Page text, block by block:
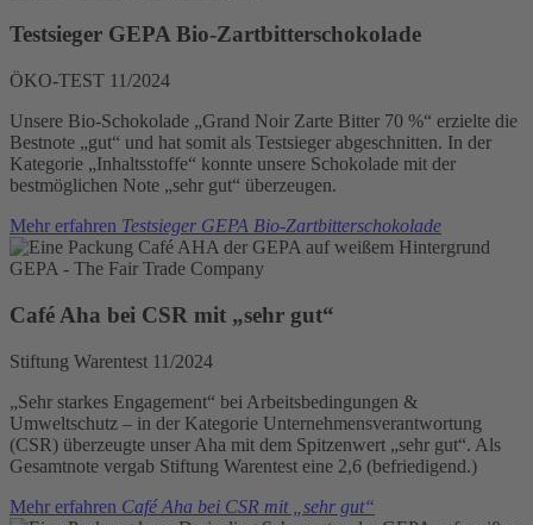
Testsieger GEPA Bio-Zartbitterschokolade
ÖKO-TEST 11/2024
Unsere Bio-Schokolade „Grand Noir Zarte Bitter 70 %“ erzielte die
Bestnote „gut“ und hat somit als Testsieger abgeschnitten. In der
Kategorie „Inhaltsstoffe“ konnte unsere Schokolade mit der
bestmöglichen Note „sehr gut“ überzeugen.
Mehr erfahren Testsieger GEPA Bio-Zartbitterschokolade
GEPA - The Fair Trade Company
Café Aha bei CSR mit „sehr gut“
Stiftung Warentest 11/2024
„Sehr starkes Engagement“ bei Arbeitsbedingungen &
Umweltschutz – in der Kategorie Unternehmensverantwortung
(CSR) überzeugte unser Aha mit dem Spitzenwert „sehr gut“. Als
Gesamtnote vergab Stiftung Warentest eine 2,6 (befriedigend.)
Mehr erfahren Café Aha bei CSR mit „sehr gut“